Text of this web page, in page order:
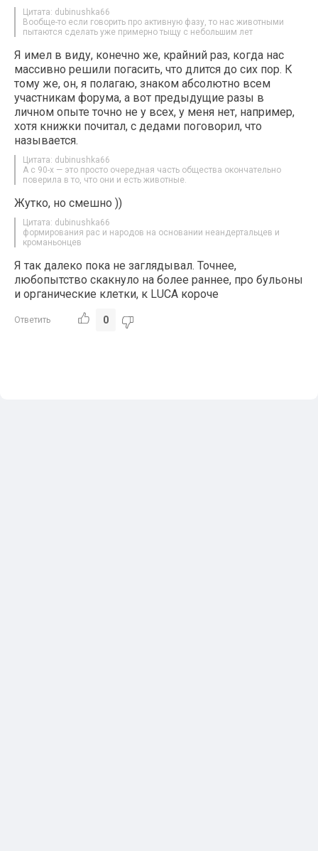
Цитата: dubinushka66
Вообще-то если говорить про активную фазу, то нас животными
пытаются сделать уже примерно тыщу с небольшим лет
Я имел в виду, конечно же, крайний раз, когда нас
массивно решили погасить, что длится до сих пор. К
тому же, он, я полагаю, знаком абсолютно всем
участникам форума, а вот предыдущие разы в
личном опыте точно не у всех, у меня нет, например,
хотя книжки почитал, с дедами поговорил, что
называется.
Цитата: dubinushka66
А с 90-х — это просто очередная часть общества окончательно
поверила в то, что они и есть животные.
Жутко, но смешно ))
Цитата: dubinushka66
формирования рас и народов на основании неандертальцев и
кроманьонцев
Я так далеко пока не заглядывал. Точнее,
любопытство скакнуло на более раннее, про бульоны
и органические клетки, к LUCA короче
Ответить 0